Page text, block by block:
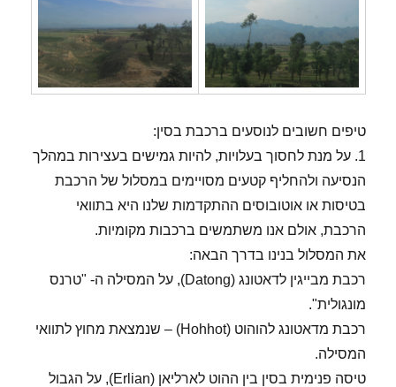
טיפים חשובים לנוסעים ברכבת בסין:
1. על מנת לחסוך בעלויות, להיות גמישים בעצירות במהלך
הנסיעה ולהחליף קטעים מסויימים במסלול של הרכבת
בטיסות או אוטובוסים ההתקדמות שלנו היא בתוואי
הרכבת, אולם אנו משתמשים ברכבות מקומיות.
את המסלול בנינו בדרך הבאה:
רכבת מבייגין לדאטונג (Datong), על המסילה ה- "טרנס
מונגולית".
רכבת מדאטונג להוהוט (Hohhot) – שנמצאת מחוץ לתוואי
המסילה.
טיסה פנימית בסין בין ההוט לארליאן (Erlian), על הגבול